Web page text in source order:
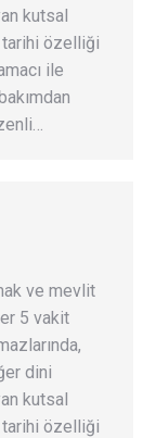
kutsal
tarihi özelliği
ile
ve mevlit
5 vakit
dini
kutsal
tarihi özelliği